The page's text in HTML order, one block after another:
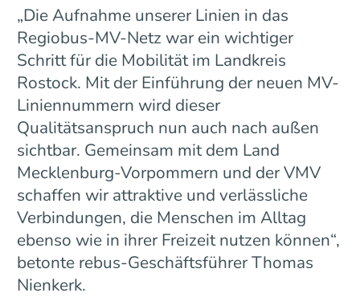
„Die Aufnahme unserer Linien in das
Regiobus-MV-Netz war ein wichtiger
Schritt für die Mobilität im Landkreis
Rostock. Mit der Einführung der neuen MV-
Liniennummern wird dieser
Qualitätsanspruch nun auch nach außen
sichtbar. Gemeinsam mit dem Land
Mecklenburg-Vorpommern und der VMV
schaffen wir attraktive und verlässliche
Verbindungen, die Menschen im Alltag
ebenso wie in ihrer Freizeit nutzen können“,
betonte rebus-Geschäftsführer Thomas
Nienkerk.